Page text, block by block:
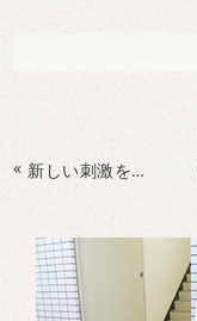
« 新しい刺激を常に入れ続けよう！！キックボクシングでこんな効果が！！